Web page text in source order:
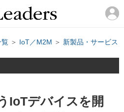
覧 ＞ IoT／M2M ＞ 新製品・サービス
IoTデバイスを開